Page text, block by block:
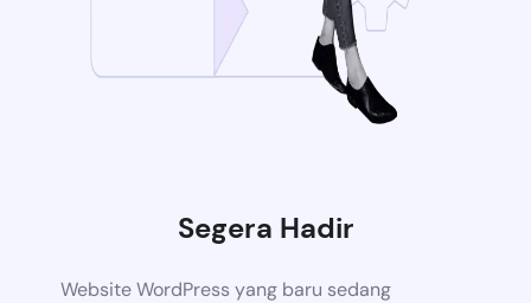
Segera Hadir
Website WordPress yang baru sedang